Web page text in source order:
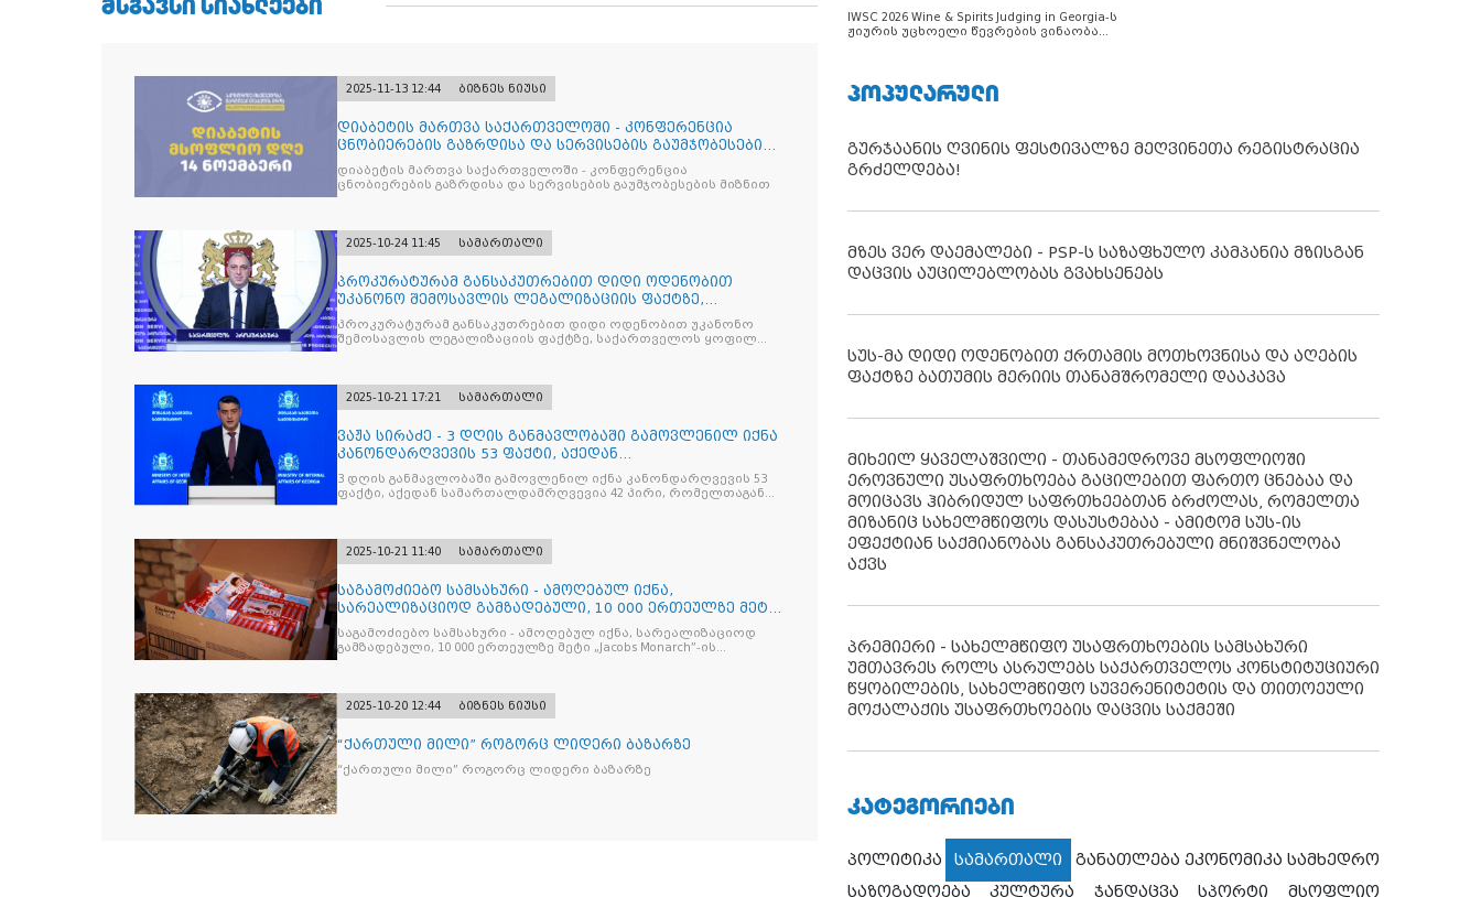
ᲛᲡᲒᲐᲕᲡᲘ ᲡᲘᲐᲮᲚᲔᲔᲑᲘ
2025-11-13 12:44 ბიზნეს ნიუსი
დიაბეტის მართვა საქართველოში - კონფერენცია
ცნობიერების გაზრდისა და სერვისების გაუმჯობესების
მიზნით
დიაბეტის მართვა საქართველოში - კონფერენცია
ცნობიერების გაზრდისა და სერვისების გაუმჯობესების მიზნით
2025-10-24 11:45 სამართალი
პროკურატურამ განსაკუთრებით დიდი ოდენობით
უკანონო შემოსავლის ლეგალიზაციის ფაქტზე,
საქართველოს ყოფილ პ
პროკურატურამ განსაკუთრებით დიდი ოდენობით უკანონო
შემოსავლის ლეგალიზაციის ფაქტზე, საქართველოს ყოფილ
2025-10-21 17:21 სამართალი
ვაჟა სირაძე - 3 დღის განმავლობაში გამოვლენილ იქნა
კანონდარღვევის 53 ფაქტი, აქედან
სამართალდამრღვევია
3 დღის განმავლობაში გამოვლენილ იქნა კანონდარღვევის 53
ფაქტი, აქედან სამართალდამრღვევია 42 პირი, რომელთაგან
2025-10-21 11:40 სამართალი
საგამოძიებო სამსახური - ამოღებულ იქნა,
სარეალიზაციოდ გამზადებული, 10 000 ერთეულზე მეტი
„Jacobs Monar
საგამოძიებო სამსახური - ამოღებულ იქნა, სარეალიზაციოდ
გამზადებული, 10 000 ერთეულზე მეტი „Jacobs Monarch”-ის
2025-10-20 12:44
ბიზნეს ნიუსი
“ქართული მილი” როგორც ლიდერი ბაზარზე
“ქართული მილი” როგორც ლიდერი ბაზარზე
IWSC 2026 Wine & Spirits Judging in Georgia-ს
ჟიურის უცხოელი წევრების ვინაობა
ᲞᲝᲞᲣᲚᲐᲠᲣᲚᲘ
გურჯაანის ღვინის ფესტივალზე მეღვინეთა რეგისტრაცია
გრძელდება!
მზეს ვერ დაემალები - PSP-ს საზაფხულო კამპანია მზისგან
დაცვის აუცილებლობას გვახსენებს
სუს-მა დიდი ოდენობით ქრთამის მოთხოვნისა და აღების
ფაქტზე ბათუმის მერიის თანამშრომელი დააკავა
მიხეილ ყაველაშვილი - თანამედროვე მსოფლიოში
ეროვნული უსაფრთხოება გაცილებით ფართო ცნებაა და
მოიცავს ჰიბრიდულ საფრთხეებთან ბრძოლას, რომელთა
მიზანიც სახელმწიფოს დასუსტებაა - ამიტომ სუს-ის
ეფექტიან საქმიანობას განსაკუთრებული მნიშვნელობა
აქვს
პრემიერი - სახელმწიფო უსაფრთხოების სამსახური
უმთავრეს როლს ასრულებს საქართველოს კონსტიტუციური
წყობილების, სახელმწიფო სუვერენიტეტის და თითოეული
მოქალაქის უსაფრთხოების დაცვის საქმეში
ᲙᲐᲢᲔᲒᲝᲠᲘᲔᲑᲘ
პოლიტიკა სამართალი განათლება ეკონომიკა სამხედრო
საზოგადოება
კულტურა ჯანდაცვა სპორტი მსოფლიო